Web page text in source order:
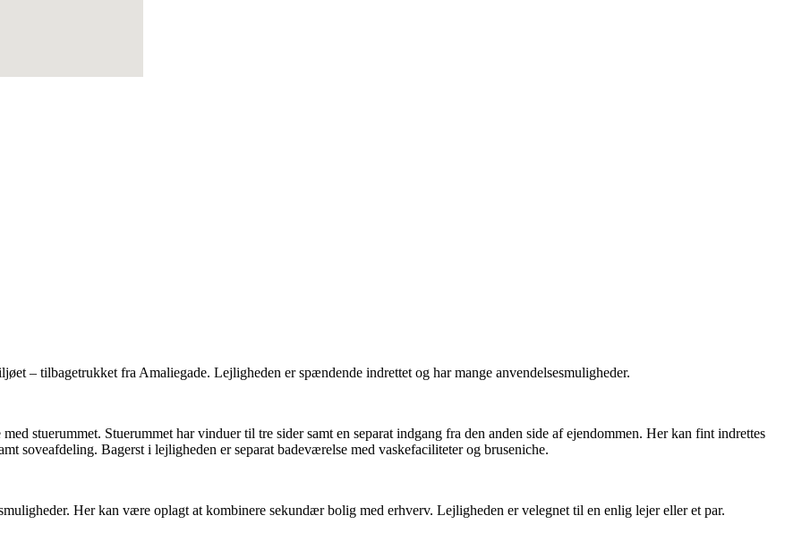
– tilbagetrukket fra Amaliegade. Lejligheden er spændende indrettet og har mange anvendelsesmuligheder.
stuerummet. Stuerummet har vinduer til tre sider samt en separat indgang fra den anden side af ejendommen. Her kan fint indrettes
soveafdeling. Bagerst i lejligheden er separat badeværelse med vaskefaciliteter og bruseniche.
Her kan være oplagt at kombinere sekundær bolig med erhverv. Lejligheden er velegnet til en enlig lejer eller et par.